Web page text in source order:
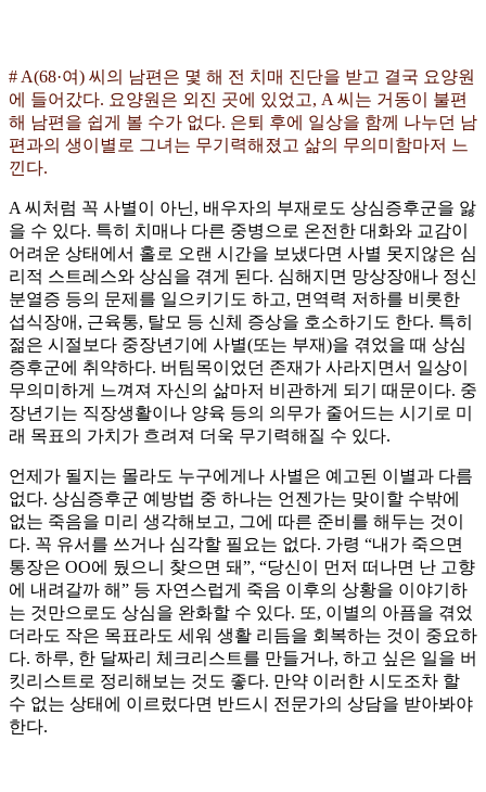
# A(68·여) 씨의 남편은 몇 해 전 치매 진단을 받고 결국 요양원
에 들어갔다. 요양원은 외진 곳에 있었고, A 씨는 거동이 불편
해 남편을 쉽게 볼 수가 없다. 은퇴 후에 일상을 함께 나누던 남
편과의 생이별로 그녀는 무기력해졌고 삶의 무의미함마저 느
낀다.
A 씨처럼 꼭 사별이 아닌, 배우자의 부재로도 상심증후군을 앓
을 수 있다. 특히 치매나 다른 중병으로 온전한 대화와 교감이
어려운 상태에서 홀로 오랜 시간을 보냈다면 사별 못지않은 심
리적 스트레스와 상심을 겪게 된다. 심해지면 망상장애나 정신
분열증 등의 문제를 일으키기도 하고, 면역력 저하를 비롯한
섭식장애, 근육통, 탈모 등 신체 증상을 호소하기도 한다. 특히
젊은 시절보다 중장년기에 사별(또는 부재)을 겪었을 때 상심
증후군에 취약하다. 버팀목이었던 존재가 사라지면서 일상이
무의미하게 느껴져 자신의 삶마저 비관하게 되기 때문이다. 중
장년기는 직장생활이나 양육 등의 의무가 줄어드는 시기로 미
래 목표의 가치가 흐려져 더욱 무기력해질 수 있다.
언제가 될지는 몰라도 누구에게나 사별은 예고된 이별과 다름
없다. 상심증후군 예방법 중 하나는 언젠가는 맞이할 수밖에
없는 죽음을 미리 생각해보고, 그에 따른 준비를 해두는 것이
다. 꼭 유서를 쓰거나 심각할 필요는 없다. 가령 “내가 죽으면
통장은 OO에 뒀으니 찾으면 돼”, “당신이 먼저 떠나면 난 고향
에 내려갈까 해” 등 자연스럽게 죽음 이후의 상황을 이야기하
는 것만으로도 상심을 완화할 수 있다. 또, 이별의 아픔을 겪었
더라도 작은 목표라도 세워 생활 리듬을 회복하는 것이 중요하
다. 하루, 한 달짜리 체크리스트를 만들거나, 하고 싶은 일을 버
킷리스트로 정리해보는 것도 좋다. 만약 이러한 시도조차 할
수 없는 상태에 이르렀다면 반드시 전문가의 상담을 받아봐야
한다.